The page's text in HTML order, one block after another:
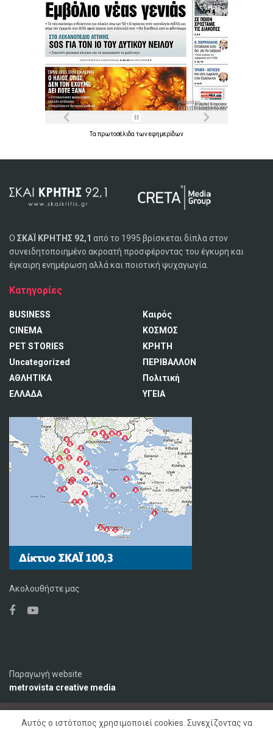
Τα πρωτοσέλιδα τωνεφημερίδων
Ο ΣΚΑΪ ΚΡΗΤΗΣ 92,1 από το 1995 βρίσκεται δίπλα στον
συνειδητοποιημένο ακροατή προσφέροντας του έγκυρη και
έγκαιρη ενημέρωση αλλά και ποιοτική ψυχαγωγία.
Κατηγορίες
BUSINESS
CINEMA
PET STORIES
Uncategorized
ΑΘΛΗΤΙΚΑ
ΕΛΛΑΔΑ
Καιρός
ΚΟΣΜΟΣ
ΚΡΗΤΗ
ΠΕΡΙΒΑΛΛΟΝ
Πολιτική
ΥΓΕΙΑ
Ακολουθήστε μας
Παραγωγή website
metrovista creative media
Ο Σταθμός Διαφήμιση Επικοινωνία
Αυτός ο ιστότοπος χρησιμοποιεί cookies. Συνεχίζοντας να